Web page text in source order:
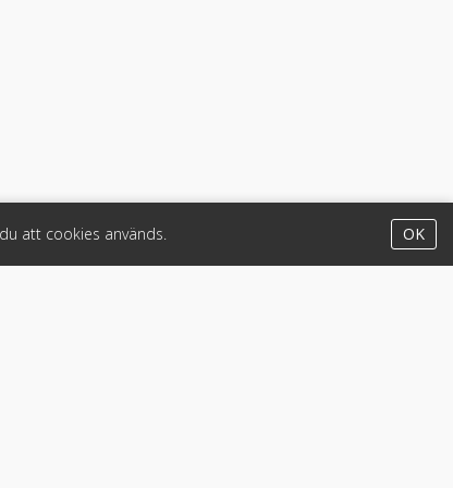
att cookies används. OK